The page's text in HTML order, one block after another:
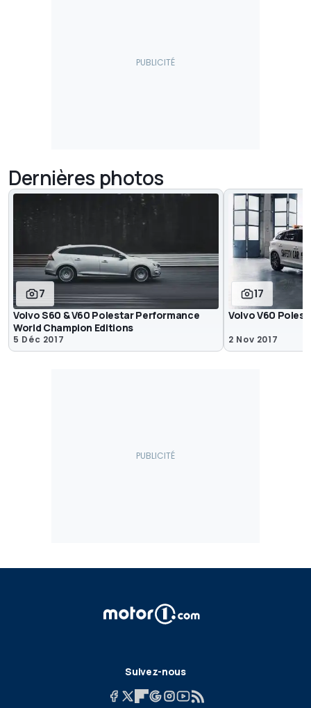
Dernières photos
7
Volvo S60 & V60 Polestar Performance
World Champion Editions
5 Déc 2017
17
Volvo V60
2 Nov 2017
Suivez-nous